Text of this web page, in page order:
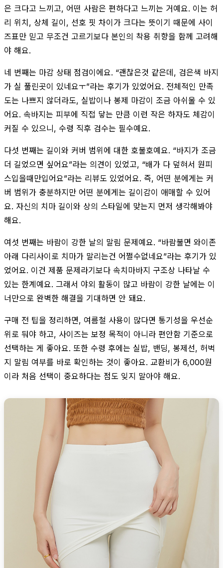
은 크다고 느끼고, 어떤 사람은 편하다고 느끼는 거예요. 이는 허
리 위치, 상체 길이, 선호 핏 차이가 크다는 뜻이기 때문에 사이
즈표만 믿고 무조건 고르기보다 본인의 착용 취향을 함께 고려해
야 해요.
네 번째는 마감 상태 점검이에요. “괜찮은것 같은데, 검은색 바지
가 실 풀린곳이 있네요ㅜ”라는 후기가 있었어요. 전체적인 만족
도는 나쁘지 않더라도, 실밥이나 봉제 마감이 조금 아쉬울 수 있
어요. 속바지는 피부에 직접 닿는 만큼 이런 작은 하자도 체감이
커질 수 있으니, 수령 직후 검수는 필수예요.
다섯 번째는 길이와 커버 범위에 대한 호불호예요. “바지가 조금
더 길었으면 싶어요”라는 의견이 있었고, “배가 다 덮혀서 원피
스입을때만입어요”라는 리뷰도 있었어요. 즉, 어떤 분에게는 커
버 범위가 충분하지만 어떤 분에게는 길이감이 애매할 수 있어
요. 자신의 치마 길이와 상의 스타일에 맞는지 먼저 생각해봐야
해요.
여섯 번째는 바람이 강한 날의 말림 문제예요. “바람불면 와이존
아래 다리사이로 치마가 말리는건 어쩔수없네요”라는 후기가 있
었어요. 이건 제품 문제라기보다 속치마바지 구조상 나타날 수
있는 한계예요. 그래서 야외 활동이 많고 바람이 강한 날에는 이
너만으로 완벽한 해결을 기대하면 안 돼요.
구매 전 팁을 정리하면, 여름철 사용이 많다면 통기성을 우선순
위로 둬야 하고, 사이즈는 보정 목적이 아니라 편안함 기준으로
선택하는 게 좋아요. 또한 수령 후에는 실밥, 밴딩, 봉제선, 허벅
지 말림 여부를 바로 확인하는 것이 좋아요. 교환비가 6,000원
이라 처음 선택이 중요하다는 점도 잊지 말아야 해요.